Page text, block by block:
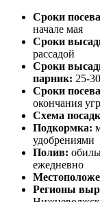
Сроки
начале мая
Сроки
рассадой
Сроки
парник: 25-
Сроки
окончания
Схема
Подкормка:
удобрениями
Полив:
ежедневно
Регионы